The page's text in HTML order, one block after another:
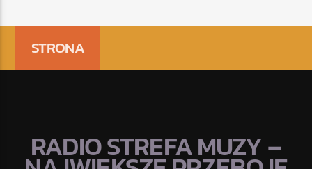
STRONA
RADIO STREFA MUZY –